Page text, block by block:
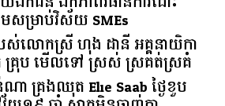
សម្រាប់​វិស័យ​ ​SMEs​
លោកស្រី ហុង ដានី អគ្គ​នាយិកា​
រុប មើលទៅ ស្រស់ ស្រគត់ស្រគំ
គ្រងឈុត Elie Saab ថ្ងៃខួប